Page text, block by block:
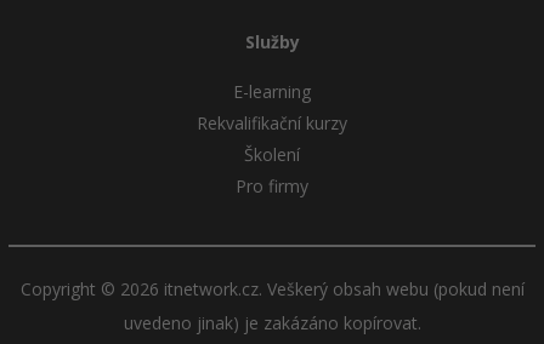
Služby
E-learning
Rekvalifikační kurzy
Školení
Pro firmy
Copyright © 2026 itnetwork.cz. Veškerý obsah webu (pokud není
uvedeno jinak) je zakázáno kopírovat.